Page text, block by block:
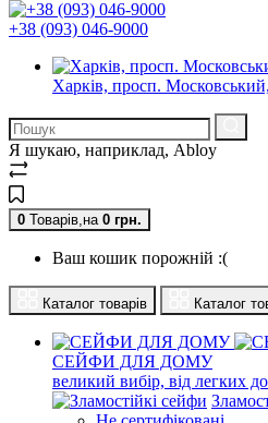
+38 (093) 046-9000
Харків, просп.
Я шукаю, наприклад, Abloy
0 Товарів,на 0 грн.
Ваш кошик порожній :(
Каталог товарів Каталог
СЕЙФИ ДЛЯ ДОМУ
великий вибір, від легких